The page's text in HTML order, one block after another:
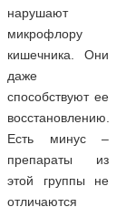
нарушают
микрофлору
кишечника. Они
даже
способствуют ее
восстановлению.
Есть минус –
препараты из
этой группы не
отличаются